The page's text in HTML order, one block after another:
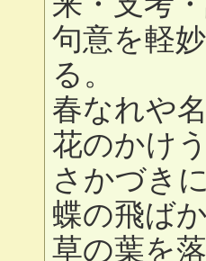
句意を軽
る。
春なれや
花のかけ
さかづき
蝶の飛ば
草の葉を